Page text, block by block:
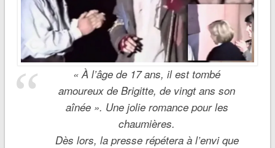
« À l’âge de 17 ans, il est tombé
amoureux de Brigitte, de vingt ans son
aînée ». Une jolie romance pour les
chaumières.
Dès lors, la presse répétera à l’envi que